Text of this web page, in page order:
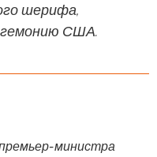
шерифа,
США.
министра